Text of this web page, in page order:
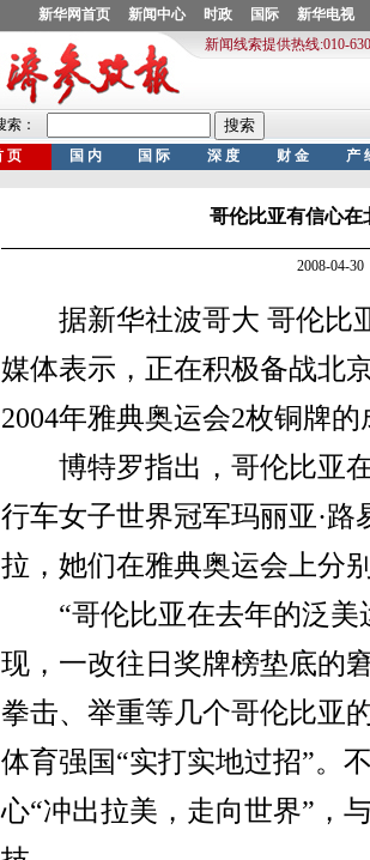
哥伦比亚有信心在
2008-04-
据新华社波哥大 哥伦比亚
媒体表示，正在积极备战北
2004年雅典奥运会2枚铜牌
博特罗指出，哥伦比亚在
行车女子世界冠军玛丽亚·路
拉，她们在雅典奥运会上分
“哥伦比亚在去年的泛美
现，一改往日奖牌榜垫底的
拳击、举重等几个哥伦比亚
体育强国“实打实地过招”。
心“冲出拉美，走向世界”，